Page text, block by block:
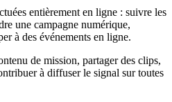
entièrement en ligne : suivre les
une campagne numérique,
à des événements en ligne.
de mission, partager des clips,
à diffuser le signal sur toutes